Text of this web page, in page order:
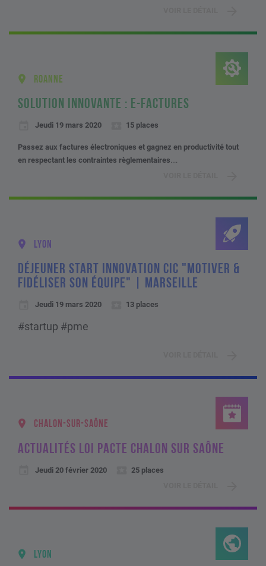
ROANNE
SOLUTION INNOVANTE : E-FACTURES
Jeudi 19 mars 2020 15 places
Passez aux factures électroniques et gagnez en productivité tout
en respectant les contraintes règlementaires
LYON
DÉJEUNER START INNOVATION CIC "MOTIVER &
FIDÉLISER SON ÉQUIPE" | MARSEILLE
Jeudi 19 mars 2020 13 places
#startup #pme
CHALON-SUR-SAÔNE
ACTUALITÉS LOI PACTE CHALON SUR SAÔNE
Jeudi 20 février 2020
25 places
LYON